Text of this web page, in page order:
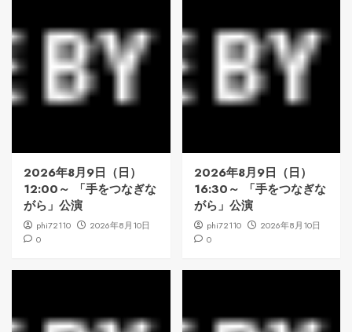
2026年8月9日（日）
12:00～ 「手をつなぎな
がら」公演
phi72110
2026年8月10日
0
2026年8月9日（日）
16:30～ 「手をつなぎな
がら」公演
phi72110
2026年8月10日
0